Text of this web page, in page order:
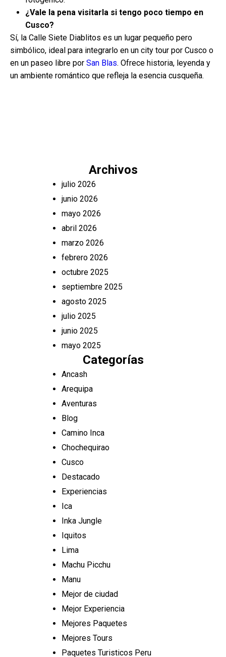
¿Vale la pena visitarla si tengo poco tiempo en
Cusco?
Sí, la Calle Siete Diablitos es un lugar pequeño pero
simbólico, ideal para integrarlo en un city tour por Cusco o
en un paseo libre por San Blas. Ofrece historia, leyenda y
un ambiente romántico que refleja la esencia cusqueña.
Archivos
julio 2026
junio 2026
mayo 2026
abril 2026
marzo 2026
febrero 2026
octubre 2025
septiembre 2025
agosto 2025
julio 2025
junio 2025
mayo 2025
Categorías
Ancash
Arequipa
Aventuras
Blog
Camino Inca
Chochequirao
Cusco
Destacado
Experiencias
Ica
Inka Jungle
Iquitos
Lima
Machu Picchu
Manu
Mejor de ciudad
Mejor Experiencia
Mejores Paquetes
Mejores Tours
Paquetes Turisticos Peru